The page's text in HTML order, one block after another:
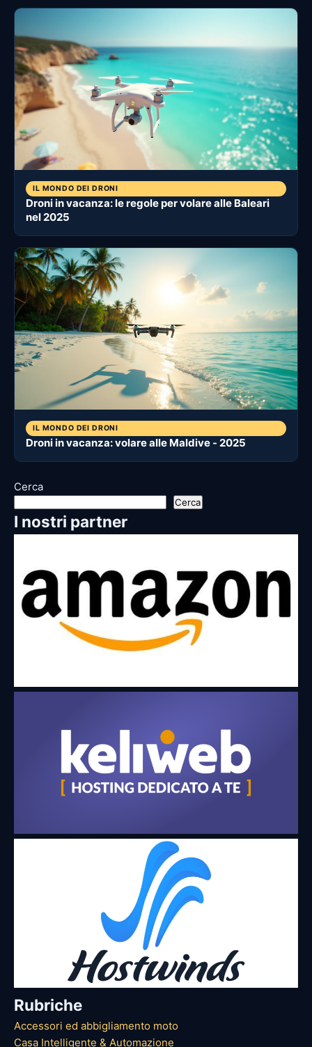
IL MONDO DEI DRONI
Droni in vacanza: le regole per volare alle Baleari
nel 2025
IL MONDO DEI DRONI
Droni in vacanza: volare alle Maldive - 2025
Cerca
Cerca
I nostri partner
Rubriche
Accessori ed abbigliamento moto
Casa Intelligente & Automazione